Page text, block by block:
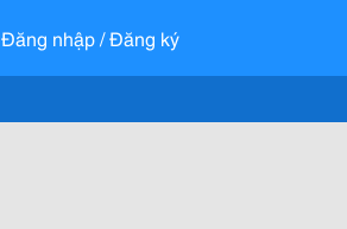
Đăng nhập / Đăng ký